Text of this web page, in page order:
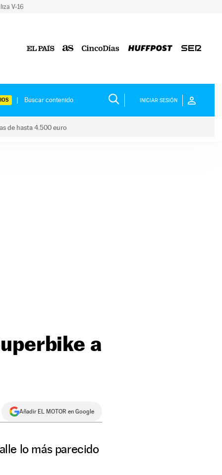
V-16
INICIAR SESIÓN
de hasta 4.500 euro
a
Añadir EL MOTOR en Google
lo más parecido